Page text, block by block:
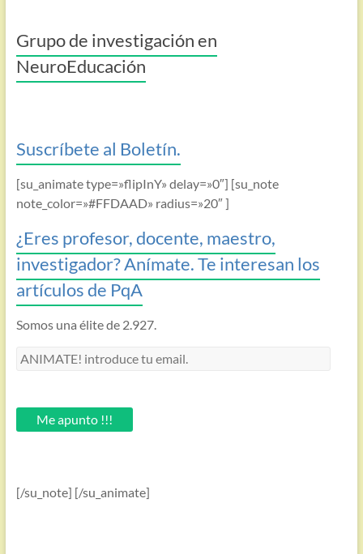
Grupo de investigación en
NeuroEducación
Suscríbete al Boletín.
[su_animate type=»flipInY» delay=»0″] [su_note
note_color=»#FFDAAD» radius=»20″ ]
¿Eres profesor, docente, maestro,
investigador? Anímate. Te interesan los
artículos de PqA
Somos una élite de 2.927.
ANIMATE!
email.Me apunto !!!
[/su_note] [/su_animate]